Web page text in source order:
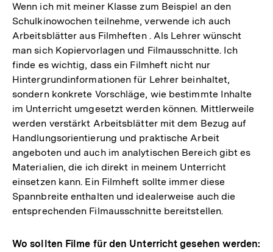
Wenn ich mit meiner Klasse zum Beispiel an den
Schulkinowochen teilnehme, verwende ich auch
Arbeitsblätter aus Filmheften . Als Lehrer wünscht
man sich Kopiervorlagen und Filmausschnitte. Ich
finde es wichtig, dass ein Filmheft nicht nur
Hintergrundinformationen für Lehrer beinhaltet,
sondern konkrete Vorschläge, wie bestimmte Inhalte
im Unterricht umgesetzt werden können. Mittlerweile
werden verstärkt Arbeitsblätter mit dem Bezug auf
Handlungsorientierung und praktische Arbeit
angeboten und auch im analytischen Bereich gibt es
Materialien, die ich direkt in meinem Unterricht
einsetzen kann. Ein Filmheft sollte immer diese
Spannbreite enthalten und idealerweise auch die
entsprechenden Filmausschnitte bereitstellen.
Wo sollten Filme für den Unterricht gesehen werden: